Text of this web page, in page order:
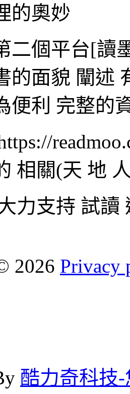
的奧妙
二個平台[讀
的面貌 闡述
便利 完整
相關(天 地
力支持 試讀
2026 Privacy
酷力奇科技